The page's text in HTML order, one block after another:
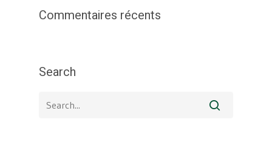
Commentaires récents
Search